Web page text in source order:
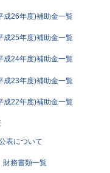
成26年度)補助金一覧
成25年度)補助金一覧
成24年度)補助金一覧
成23年度)補助金一覧
成22年度)補助金一覧
表について
務書類一覧